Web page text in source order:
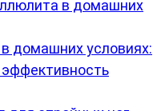
домашних условиях: